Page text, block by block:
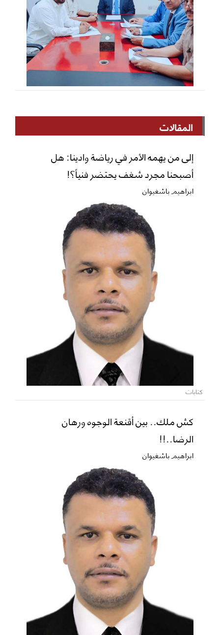
المقالات
إلى من يهمه الأمر في رياضة وادينا: هل
أصبحنا مجرد شغف يحتضر فنياً؟!
ابراهيم باشغيوان
كتابات
كش ملك.. بين أقنعة الوجوه ورهان
الرضا..!!
ابراهيم باشغيوان